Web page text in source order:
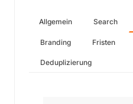
Allgemein Search
Branding Fristen
Deduplizierung